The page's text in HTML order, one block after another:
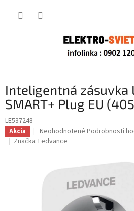
Inteligentná zásuvka
SMART+ Plug EU
LE537248
Akcia
Priemerné
hodnotenie
hviezdičiek.
Neohodnotené Podrobnosti
Značka: Ledvance